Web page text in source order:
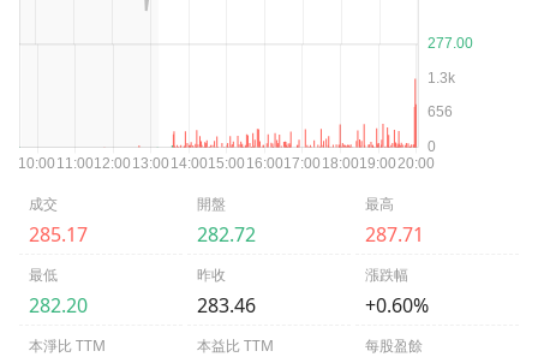
成交
285.17
開盤
282.72
最高
287.71
最低
282.20
昨收
283.46
漲跌幅
+0.60%
本淨比 TTM 本益比 TTM 每股盈餘